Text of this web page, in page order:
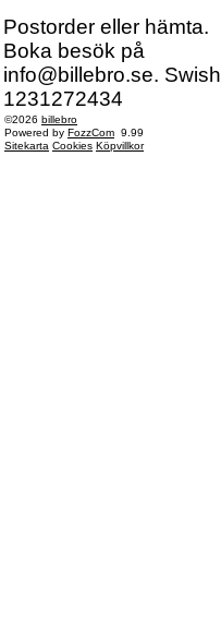
Postorder eller hämta.
Boka besök på
info@billebro.se. Swish
1231272434
©2026 billebro
Powered by FozzCom 9.99
Sitekarta Cookies Köpvillkor